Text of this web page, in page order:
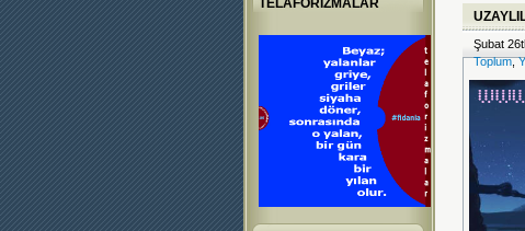
TELAFORIZMALAR
Şubat
Toplum,